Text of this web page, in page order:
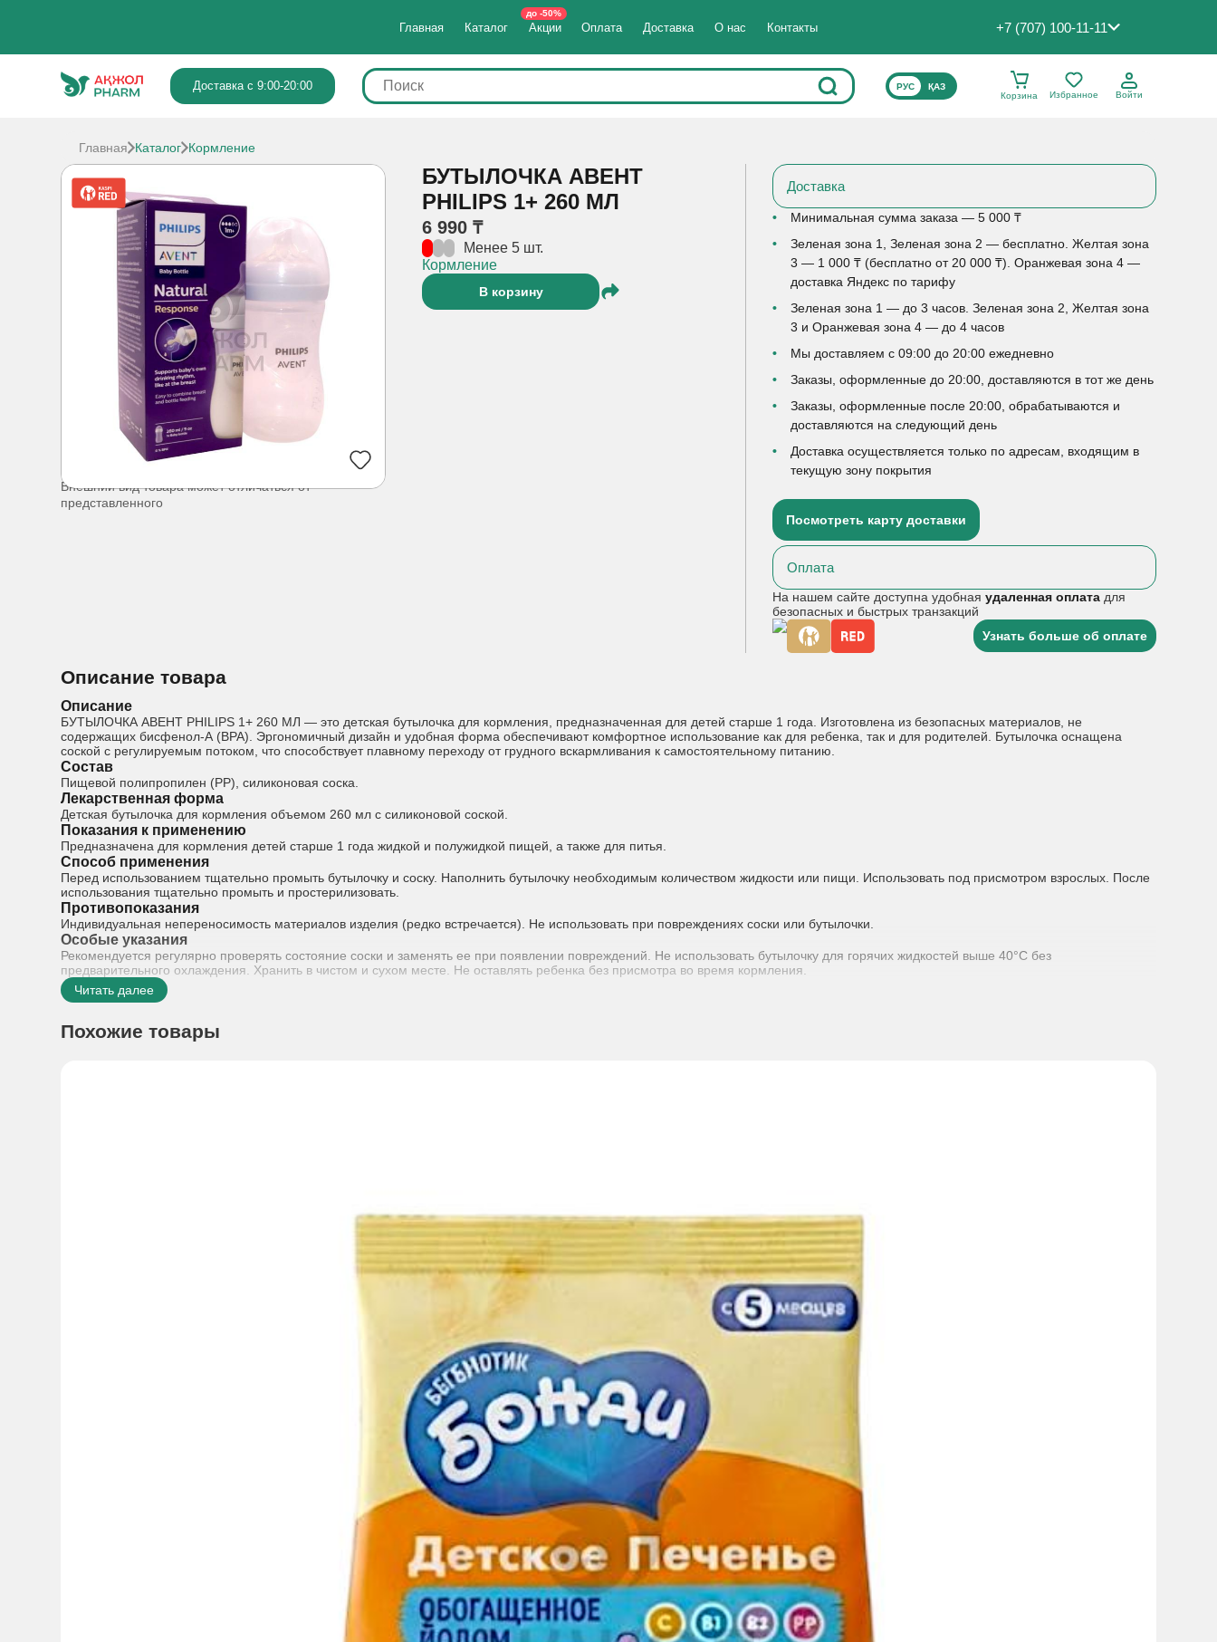
Главная Каталог Акции
до -50%
Оплата Доставка О нас Контакты +7 (707) 100-11-11
Доставка с 9:00-20:00 ВЫБЕРИТЕ ЯЗЫК САЙТА
РУС
ҚАЗ
Корзина
Избранное Войти
Главная Каталог Кормление
Внешний вид товара может отличаться от
представленного
БУТЫЛОЧКА АВЕНТ
PHILIPS 1+ 260 МЛ
6 990 ₸
Менее 5 шт.
Кормление
В корзину
Доставка
Минимальная сумма заказа — 5 000 ₸
Зеленая зона 1, Зеленая зона 2 — бесплатно. Желтая зона
3 — 1 000 ₸ (бесплатно от 20 000 ₸). Оранжевая зона 4 —
доставка Яндекс по тарифу
Зеленая зона 1 — до 3 часов. Зеленая зона 2, Желтая зона
3 и Оранжевая зона 4 — до 4 часов
Мы доставляем с 09:00 до 20:00 ежедневно
Заказы, оформленные до 20:00, доставляются в тот же день
Заказы, оформленные после 20:00, обрабатываются и
доставляются на следующий день
Доставка осуществляется только по адресам, входящим в
текущую зону покрытия
Посмотреть карту доставки
Оплата
На нашем сайте доступна удобнаяудаленная оплата для
безопасных и быстрых транзакций
Узнать больше об оплате
Описание товара
Описание
БУТЫЛОЧКА АВЕНТ PHILIPS 1+ 260 МЛ — это детская бутылочка для кормления, предназначенная для детей старше 1 года. Изготовлена из безопасных материалов, не
содержащих бисфенол-А (BPA). Эргономичный дизайн и удобная форма обеспечивают комфортное использование как для ребенка, так и для родителей. Бутылочка оснащена
соской с регулируемым потоком, что способствует плавному переходу от грудного вскармливания к самостоятельному питанию.
Состав
Пищевой полипропилен (PP), силиконовая соска.
Лекарственная форма
Детская бутылочка для кормления объемом 260 мл с силиконовой соской.
Показания к применению
Предназначена для кормления детей старше 1 года жидкой и полужидкой пищей, а также для питья.
Способ применения
Перед использованием тщательно промыть бутылочку и соску. Наполнить бутылочку необходимым количеством жидкости или пищи. Использовать под присмотром взрослых. После
использования тщательно промыть и простерилизовать.
Противопоказания
Индивидуальная непереносимость материалов изделия (редко встречается). Не использовать при повреждениях соски или бутылочки.
Особые указания
Рекомендуется регулярно проверять состояние соски и заменять ее при появлении повреждений. Не использовать бутылочку для горячих жидкостей выше 40°C без
предварительного охлаждения. Хранить в чистом и сухом месте. Не оставлять ребенка без присмотра во время кормления.
Читать далее
Похожие товары